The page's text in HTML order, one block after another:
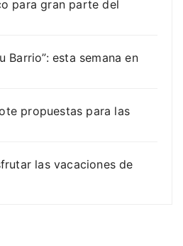
para gran parte del
Barrio”: esta semana en
propuestas para las
las vacaciones de